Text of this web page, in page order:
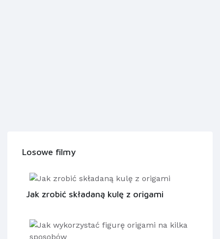
Losowe filmy
Jak zrobić składaną kulę z origami